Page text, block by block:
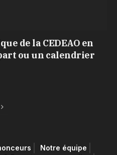
de la CEDEAO en
ou un calendrier
Next
Notre équipe